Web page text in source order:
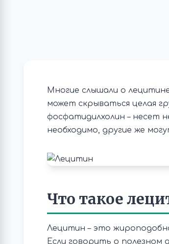
Многие слышали о
может скрываться целая
фосфатидилхолин – несет
необходимо, другие же
Что такое
Лецитин – это
Если говорить о полезном